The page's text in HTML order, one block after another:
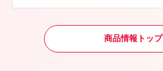
その他
商品情報トップ